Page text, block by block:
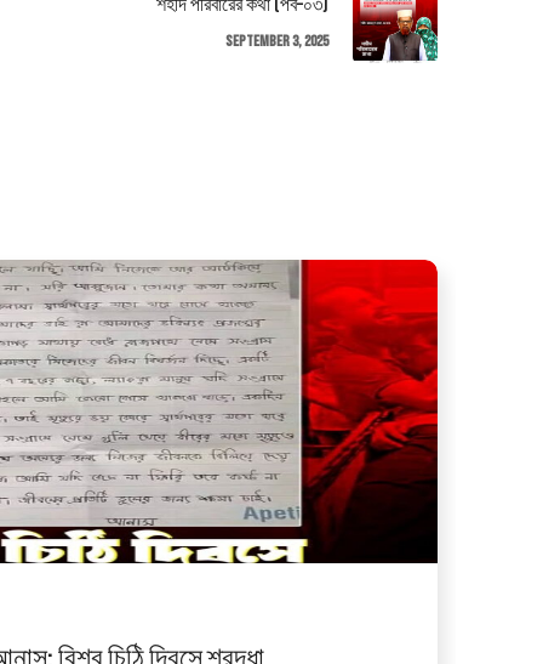
শহীদ পরিবারের কথা (পর্ব–০৩)
September 3, 2025